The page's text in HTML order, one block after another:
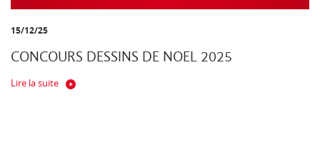
15/12/25
CONCOURS DESSINS DE NOEL 2025
Lire la suite